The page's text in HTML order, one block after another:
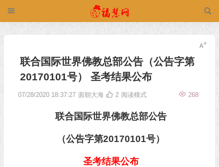
联合国际世界佛教总部公告（公告字第
20170101号） 圣考结果公布
07/28/2020 18:37:27 面朝大海 268
2 阅读模式
联合国际世界佛教总部公告
（公告字第20170101号）
圣考结果公布